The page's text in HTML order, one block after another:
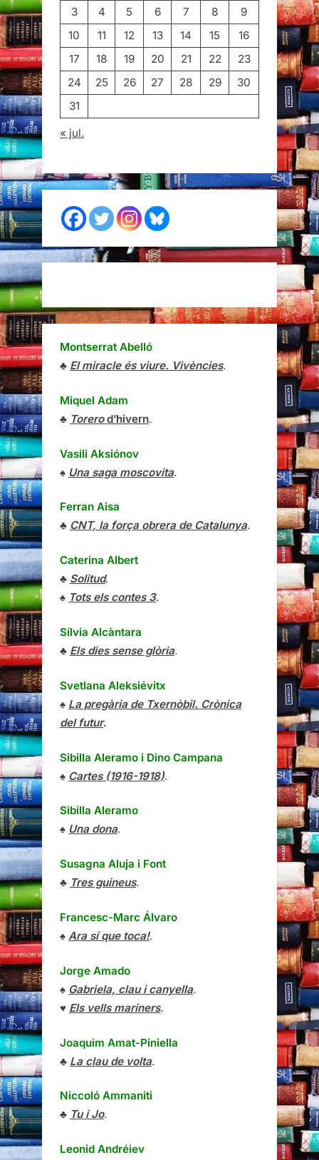
3 4 5 6 7 8
9
10
11 12 13 14 15
16
17
18 19 20 21 22
23
24
25 26 27 28 29
30
31
« jul.
Montserrat Abelló
♣ El miracle és viure. Vivències.
Miquel Adam
♣ Torerod’hivern.
Vasili Aksiónov
♠ Una saga moscovita.
Ferran Aisa
♣ CNT, la força obrera de Catalunya.
Caterina Albert
♣ Solitud.
♠ Tots els contes 3.
Sílvia Alcàntara
♣ Els dies sense glòria.
Svetlana Aleksiévitx
♠ La pregària de Txernòbil. Crònica
del futur.
Sibilla Aleramo i Dino Campana
♠ Cartes (1916-1918).
Sibilla Aleramo
♠ Una dona.
Susagna Aluja i Font
♣ Tres guineus.
Francesc-Marc Álvaro
♠ Ara sí que toca!.
Jorge Amado
♠ Gabriela, clau i canyella.
♥ Els vells mariners.
Joaquim Amat-Piniella
♣ La clau de volta.
Niccoló Ammaniti
♣ Tu i Jo.
Leonid Andréiev